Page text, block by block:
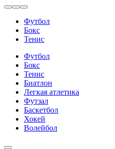
Футбол
Бокс
Тенис
Футбол
Бокс
Тенис
Биатлон
Легкая атлетика
Футзал
Баскетбол
Хокей
Волейбол